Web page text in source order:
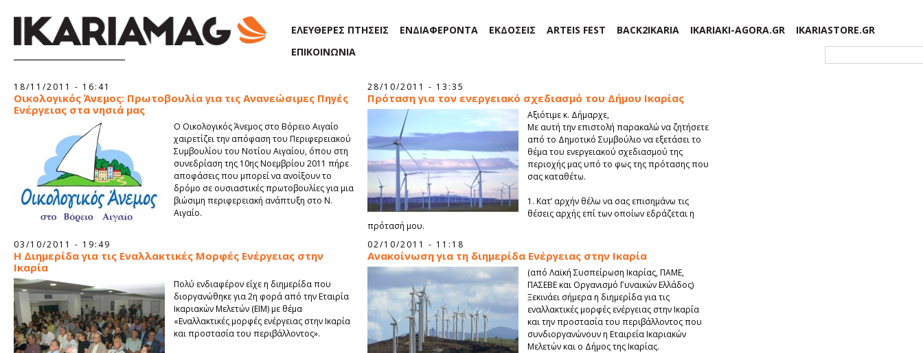
ΕΛΕΥΘΕΡΕΣ ΠΤΗΣΕΙΣ ΕΝΔΙΑΦΕΡΟΝΤΑ ΕΚΔΟΣΕΙΣ ARTEIS FEST BACK2IKARIA IKARIAKI-AGORA.GR
IKARIASTORE.GR
ΕΠΙΚΟΙΝΩΝΙΑ
18/11/2011 - 16:41
Οικολογικός Άνεμος: Πρωτοβουλία για τις Ανανεώσιμες Πηγές
Ενέργειας στα νησιά μας
O Οικολογικός Άνεμος στο Βόρειο Αιγαίο
χαιρετίζει την απόφαση του Περιφερειακού
Συμβουλίου του Νοτίου Αιγαίου, όπου στη
συνεδρίαση της 10ης Νοεμβρίου 2011 πήρε
αποφάσεις που μπορεί να ανοίξουν το
δρόμο σε ουσιαστικές πρωτοβουλίες για μια
βιώσιμη περιφερειακή ανάπτυξη στο Ν.
Αιγαίο.
28/10/2011 - 13:35
Πρόταση για τον ενεργειακό σχεδιασμό του Δήμου Ικαρίας
Αξιότιμε κ. Δήμαρχε,
Με αυτή την επιστολή παρακαλώ να ζητήσετε
από το Δημοτικό Συμβούλιο να εξετάσει το
θέμα του ενεργειακού σχεδιασμού της
περιοχής μας υπό το φως της πρότασης που
σας καταθέτω.
1. Κατ’ αρχήν θέλω να σας επισημάνω τις
θέσεις αρχής επί των οποίων εδράζεται η
πρότασή μου.
03/10/2011 - 19:49
Η Διημερίδα για τις Εναλλακτικές Μορφές Ενέργειας στην
Ικαρία
Πολύ ενδιαφέρον είχε η διημερίδα που
διοργανώθηκε για 2η φορά από την Εταιρία
Ικαριακών Μελετών (ΕΙΜ) με θέμα
«Εναλλακτικές μορφές ενέργειας στην Ικαρία
και προστασία του περιβάλλοντος».
02/10/2011 - 11:18
Ανακοίνωση για τη διημερίδα Ενέργειας στην Ικαρία
(από Λαϊκή Συσπείρωση Ικαρίας, ΠΑΜΕ,
ΠΑΣΕΒΕ και Οργανισμό Γυναικών Ελλάδος)
Ξεκινάει σήμερα η διημερίδα για τις
εναλλακτικές μορφές ενέργειας στην Ικαρία
και την προστασία του περιβάλλοντος που
συνδιοργανώνουν η Εταιρεία Ικαριακών
Μελετών και ο Δήμος της Ικαρίας.